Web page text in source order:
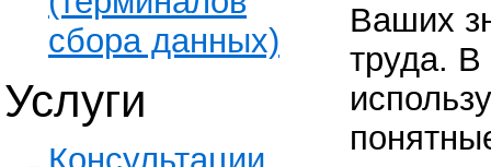
сбора данных)
Услуги
Ваших
труда.